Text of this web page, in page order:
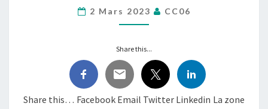
!
2 Mars 2023 CC06
Share this...
Share this… Facebook Email Twitter Linkedin La zone